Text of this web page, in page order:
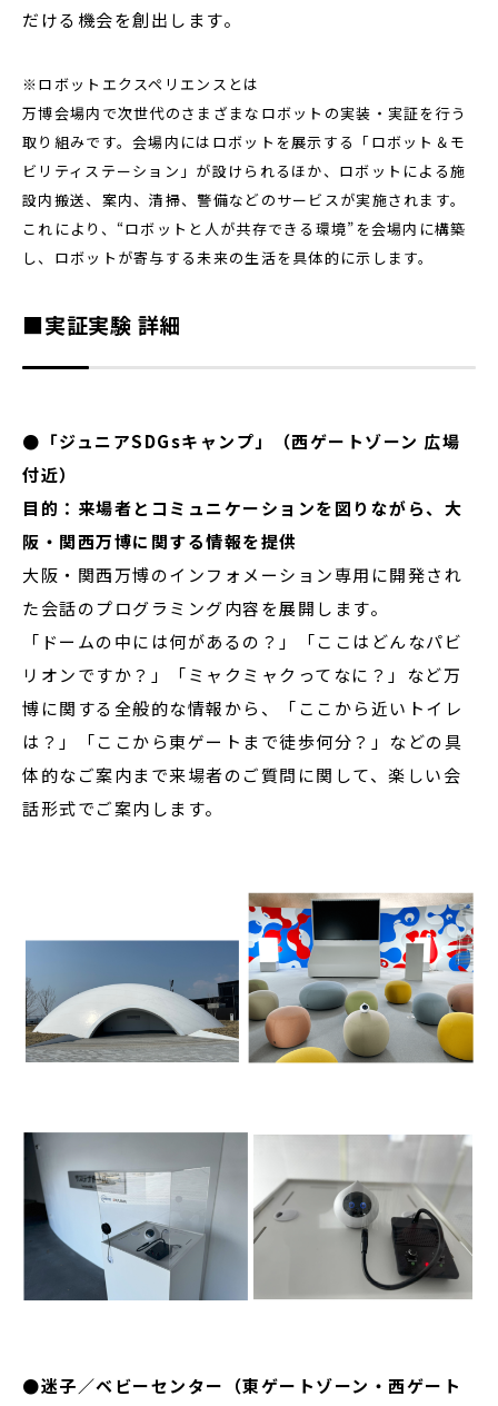
だける機会を創出します。
※ロボットエクスペリエンスとは
万博会場内で次世代のさまざまなロボットの実装・実証を行う
取り組みです。会場内にはロボットを展示する「ロボット＆モ
ビリティステーション」が設けられるほか、ロボットによる施
設内搬送、案内、清掃、警備などのサービスが実施されます。
これにより、“ロボットと人が共存できる環境”を会場内に構築
し、ロボットが寄与する未来の生活を具体的に示します。
■実証実験 詳細
●「ジュニアSDGsキャンプ」（西ゲートゾーン 広場
付近）
目的：来場者とコミュニケーションを図りながら、大
阪・関西万博に関する情報を提供
大阪・関西万博のインフォメーション専用に開発され
た会話のプログラミング内容を展開します。
「ドームの中には何があるの？」「ここはどんなパビ
リオンですか？」「ミャクミャクってなに？」など万
博に関する全般的な情報から、「ここから近いトイレ
は？」「ここから東ゲートまで徒歩何分？」などの具
体的なご案内まで来場者のご質問に関して、楽しい会
話形式でご案内します。
●迷子／ベビーセンター（東ゲートゾーン・西ゲート